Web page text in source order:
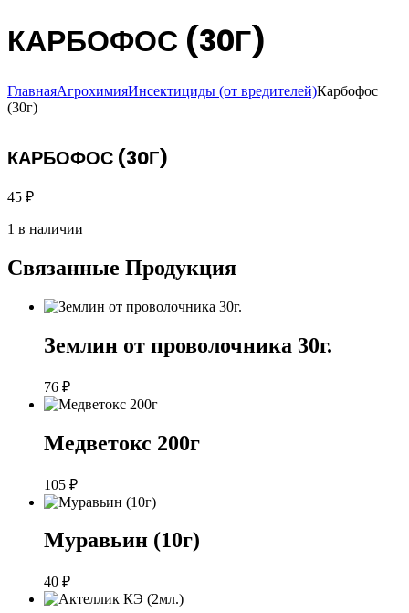
КАРБОФОС (30Г)
ГлавнаяАгрохимияИнсектициды (от вредителей)Карбофос
(30г)
КАРБОФОС (30Г)
45 ₽
1 в наличии
Связанные Продукция
Землин от проволочника 30г.
76 ₽
Медветокс 200г
105 ₽
Муравьин (10г)
40 ₽